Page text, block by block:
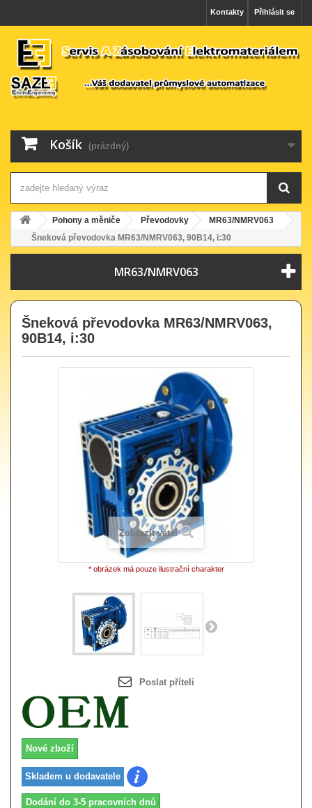
Přihlásit se
Kontakty
Košík (prázdný)
Pohony a měniče Převodovky
MR63/NMRV063
Šneková převodovka MR63/NMRV063, 90B14, i:30
MR63/NMRV063
Šneková převodovka MR63/NMRV063,
90B14, i:30
Zobrazit větší
* obrázek má pouze ilustrační charakter
Poslat příteli
Nové zboží
Skladem u dodavatele
Dodání do 3-5 pracovních dnů